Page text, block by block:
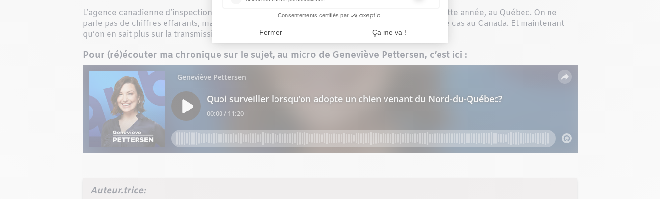
L’agence canadienne d’inspection des aliments (recensement 2021) a recensé 5 cas de rage cette année, au Québec. On ne
parle pas de chiffres effarants, mais le Québec est quand même bon premier dans le nombre de cas au Canada. Et maintenant
qu’on en sait plus sur la transmission des virus, on reste prudent, encore une fois.
Pour (ré)écouter ma chronique sur le sujet, au micro de Geneviève Pettersen, c’est ici :
Auteur.trice: